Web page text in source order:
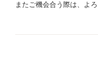
またご機会合う際は、よ